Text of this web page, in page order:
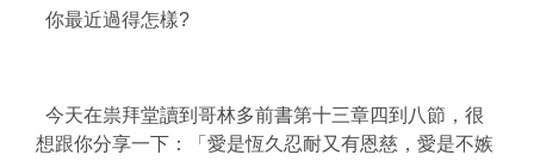
你最近過得怎樣?
今天在祟拜堂讀到哥林多前書第十三章四到八節，很
想跟你分享一下：「愛是恆久忍耐又有恩慈，愛是不嫉